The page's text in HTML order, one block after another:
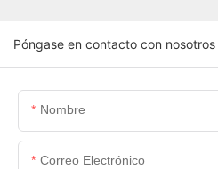
Póngase en contacto con nosotros
Nombre
Correo Electrónico